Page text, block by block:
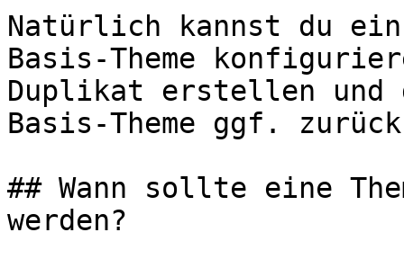
Natürlich kannst du
Basis-Theme
Duplikat erstellen und
Basis-Theme ggf.
## Wann sollte eine
werden?